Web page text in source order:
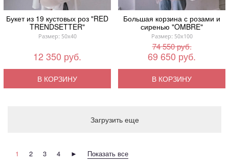
Букет из 19 кустовых роз "RED
TRENDSETTER"
Размер: 50x40
12 350 руб.
В КОРЗИНУ
Большая корзина с розами и
сиренью "OMBRE"
Размер: 50x100
74 550 руб.
69 650 руб.
В КОРЗИНУ
Загрузить еще
1 2 3 4 ► Показать все